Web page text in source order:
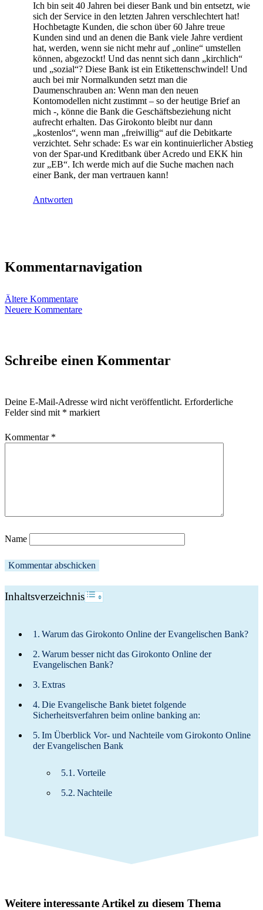
Ich bin seit 40 Jahren bei dieser Bank und bin entsetzt, wie
sich der Service in den letzten Jahren verschlechtert hat!
Hochbetagte Kunden, die schon über 60 Jahre treue
Kunden sind und an denen die Bank viele Jahre verdient
hat, werden, wenn sie nicht mehr auf „online“ umstellen
können, abgezockt! Und das nennt sich dann „kirchlich“
und „sozial“? Diese Bank ist ein Etikettenschwindel! Und
auch bei mir Normalkunden setzt man die
Daumenschrauben an: Wenn man den neuen
Kontomodellen nicht zustimmt – so der heutige Brief an
mich -, könne die Bank die Geschäftsbeziehung nicht
aufrecht erhalten. Das Girokonto bleibt nur dann
„kostenlos“, wenn man „freiwillig“ auf die Debitkarte
verzichtet. Sehr schade: Es war ein kontinuierlicher Abstieg
von der Spar-und Kreditbank über Acredo und EKK hin
zur „EB“. Ich werde mich auf die Suche machen nach
einer Bank, der man vertrauen kann!
Antworten
Kommentarnavigation
Ältere Kommentare
Neuere Kommentare
Schreibe einen Kommentar
Deine E-Mail-Adresse wird nicht veröffentlicht. Erforderliche
Felder sind mit * markiert
Kommentar *
Name
InhaltsverzeichnisToggle Table of Content
Warum das Girokonto Online der Evangelischen Bank?
Warum besser nicht das Girokonto Online der
Evangelischen Bank?
Extras
Die Evangelische Bank bietet folgende
Sicherheitsverfahren beim online banking an:
Im Überblick Vor- und Nachteile vom Girokonto Online
der Evangelischen Bank
Vorteile
Nachteile
Weitere interessante Artikel zu diesem Thema